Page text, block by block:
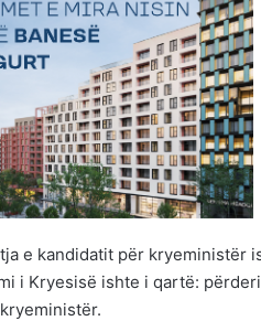
e kandidatit për kryeministër
i Kryesisë ishte i qartë: